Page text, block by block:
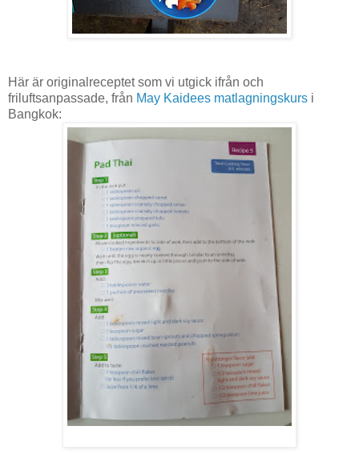
Här är originalreceptet som vi utgick ifrån och
friluftsanpassade, från May Kaidees matlagningskurs i
Bangkok: